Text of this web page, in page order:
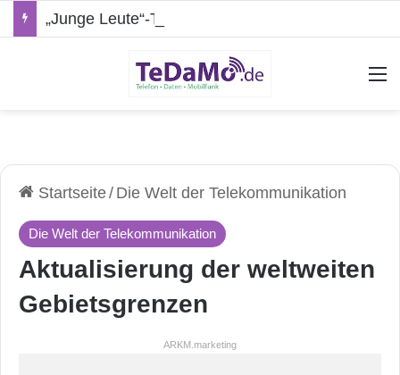
Startseite/ Die Welt der Telekommunikation
Die Welt der Telekommunikation
Aktualisierung der weltweiten
Gebietsgrenzen
ARKM.marketing